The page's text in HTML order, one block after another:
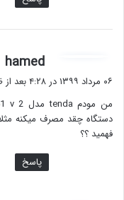
hamed
ف
:
۰۶ مرداد ۱۳۹۹ در ۴:۲۸ بعد از ظهر
دستگاه چقد مصرف میکنه
فهمید ؟؟
پاسخ